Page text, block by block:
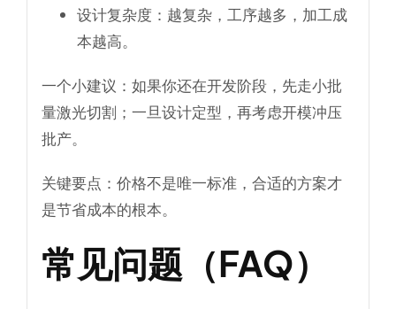
设计复杂度 ：越复杂，工序越多，加工成
本越高。
一个小建议：如果你还在开发阶段，先走小批
量激光切割；一旦设计定型，再考虑开模冲压
批产。
关键要点：价格不是唯一标准，合适的方案才
是节省成本的根本。
常见问题（FAQ）